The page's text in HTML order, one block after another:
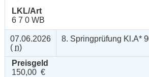
LKL/Art
6 7 0 WB
07.06.2026
( n)
8. Springprüfung Kl.A*
Preisgeld
150,00 €